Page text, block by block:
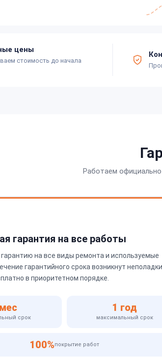
цены
стоимость до начала
Работаем
гарантия на все работы
на все виды ремонта и используемые
гарантийного срока возникнут
в приоритетном порядке.
срок
1 год
максимальный срок
100%покрытие работ